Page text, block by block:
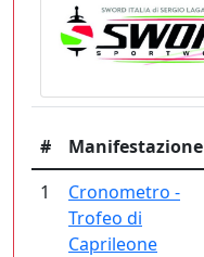
# Manifestazione
1
Cronometro -
Trofeo di
Caprileone